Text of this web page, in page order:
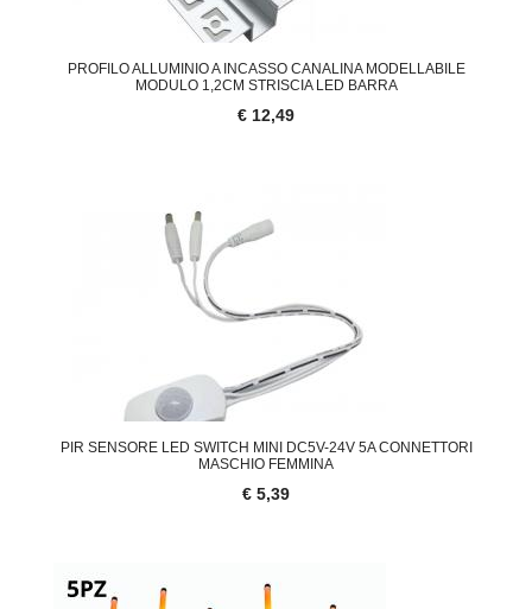
PROFILO ALLUMINIO A INCASSO CANALINA MODELLABILE
MODULO 1,2CM STRISCIA LED BARRA
€ 12,49
PIR SENSORE LED SWITCH MINI DC5V-24V 5A CONNETTORI
MASCHIO FEMMINA
€ 5,39